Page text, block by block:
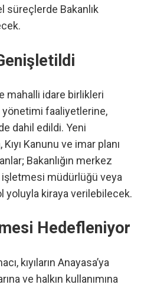
süreçlerde Bakanlık
mahalli idare birlikleri
yönetimi faaliyetlerine,
dahil edildi. Yeni
Kanunu ve imar planı
Bakanlığın merkez
müdürlüğü veya
yoluyla kiraya verilebilecek.
Hedefleniyor
kıyıların Anayasa’ya
ve halkın kullanımına